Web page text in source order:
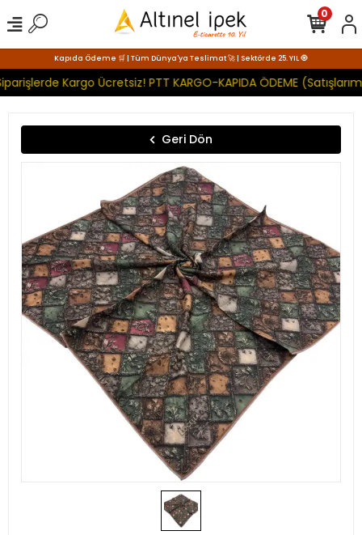
Kapıda Ödeme 🛒 | Tüm Dünya'ya Teslimat 🚀 | Sektörde 25. YIL 🧿
Kargo Ücretsiz! PTT KARGO-KAPIDA ÖDEME
0
Geri Dön